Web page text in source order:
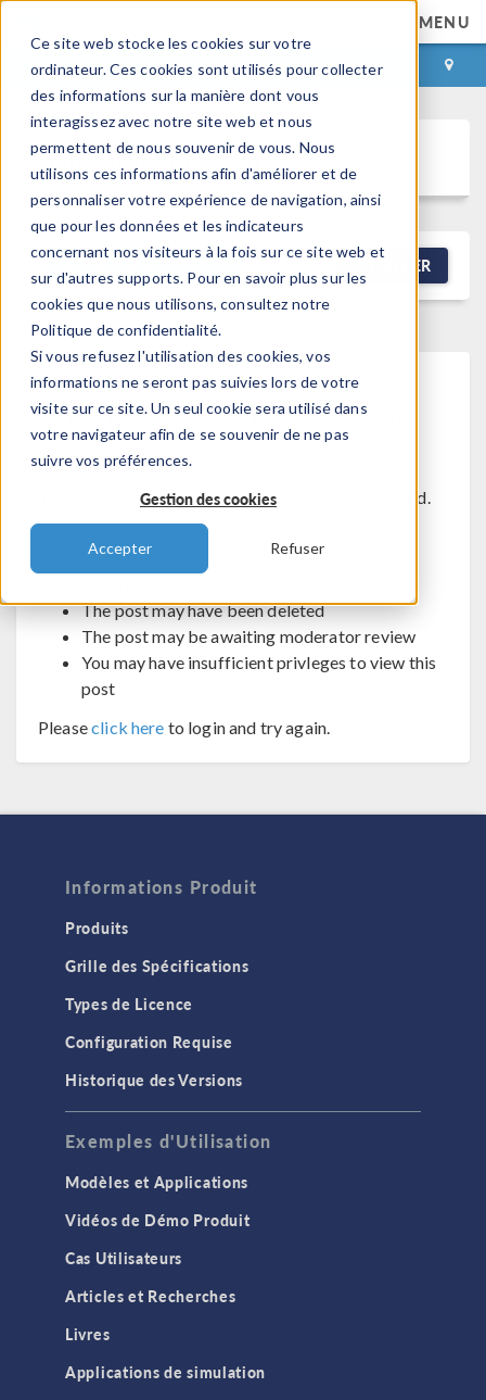
Ce site web stocke les cookies sur votre
ordinateur. Ces cookies sont utilisés pour collecter
des informations sur la manière dont vous
interagissez avec notre site web et nous
permettent de nous souvenir de vous. Nous
utilisons ces informations afin d'améliorer et de
personnaliser votre expérience de navigation, ainsi
que pour les données et les indicateurs
concernant nos visiteurs à la fois sur ce site web et
sur d'autres supports. Pour en savoir plus sur les
cookies que nous utilisons, consultez notre
Politique de confidentialité.
Si vous refusez l'utilisation des cookies, vos
informations ne seront pas suivies lors de votre
visite sur ce site. Un seul cookie sera utilisé dans
votre navigateur afin de se souvenir de ne pas
suivre vos préférences.
Gestion des cookies
Accepter Refuser
MENU
CONNEXION CONTACT
Discussion Forum
FILTRER
This forum post cannot be
viewed
The post you are trying to view cannot be displayed.
Possible reasons:
The post may have been deleted
The post may be awaiting moderator review
You may have insufficient privleges to view this
post
Pleaseclick here to login and try again.
Informations Produit
Produits
Grille des Spécifications
Types de Licence
Configuration Requise
Historique des Versions
Exemples d'Utilisation
Modèles et Applications
Vidéos de Démo Produit
Cas Utilisateurs
Articles et Recherches
Livres
Applications de simulation